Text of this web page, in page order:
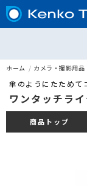
ホーム カメラ・撮影用品
傘のようにたためて
ワンタッチラ
商品トップ